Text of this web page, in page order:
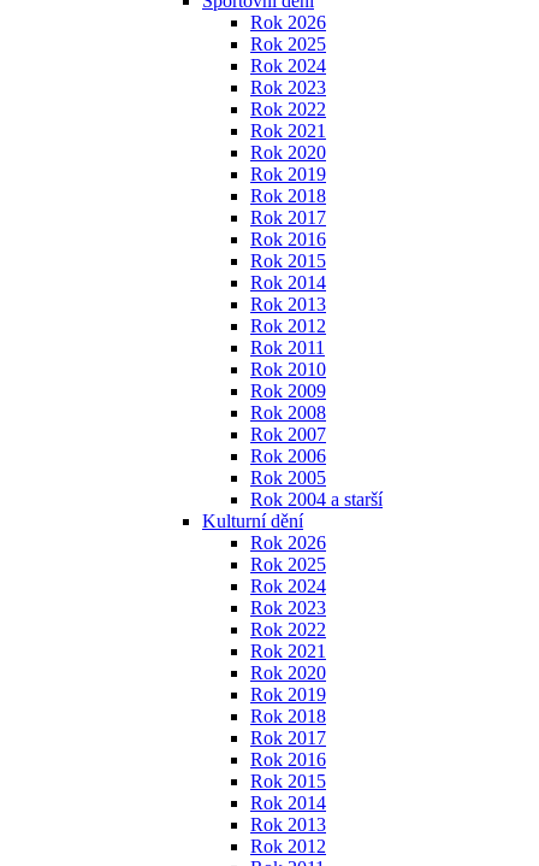
Rok 2026
Rok 2025
Rok 2024
Rok 2023
Rok 2022
Rok 2021
Rok 2020
Rok 2019
Rok 2018
Rok 2017
Rok 2016
Rok 2015
Rok 2014
Rok 2013
Rok 2012
Rok 2011
Rok 2010
Rok 2009
Rok 2008
Rok 2007
Rok 2006
Rok 2005
Rok 2004 a starší
Kulturní dění
Rok 2026
Rok 2025
Rok 2024
Rok 2023
Rok 2022
Rok 2021
Rok 2020
Rok 2019
Rok 2018
Rok 2017
Rok 2016
Rok 2015
Rok 2014
Rok 2013
Rok 2012